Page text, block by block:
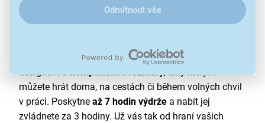
Odmítnout vše
Nintendo Switch Lite vás oslní exkluzivním
designem akompaktními rozměry, díky kterým
můžete hrát doma, na cestách či během volných chvil
v práci. Poskytne až 7 hodin výdrže a nabít jej
zvládnete za 3 hodiny. Už vás tak od hraní vašich